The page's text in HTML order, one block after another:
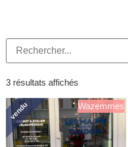
3 résultats affichés
Wazemmes
vendu